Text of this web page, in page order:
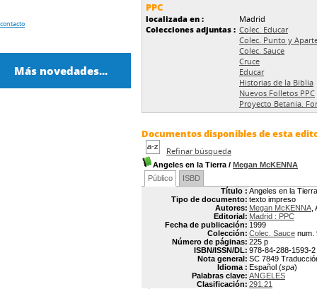
PPC
localizada en :
Madrid
Colecciones adjuntas : Colec. Educar
Colec. Punto y
Colec. Sauce
Cruce
Educar
Historias de la Biblia
Nuevos Folletos PPC
Proyecto Betania.
Documentos disponibles de esta
Refinar búsqueda
Angeles en la Tierra / Megan McKENNA
Público
ISBD
Título : Angeles en la Tierra
Tipo de documento: texto impreso
Autores: Megan McKENNA
Editorial: Madrid : PPC
Fecha de publicación: 1999
Colección: Colec. Sauce num.
Número de páginas: 225 p
ISBN/ISSN/DL: 978-84-288-1593-2
Nota general: SC 7849
Idioma : Español (spa)
Palabras clave: ANGELES
Clasificación: 291.21
contacto
Más novedades...